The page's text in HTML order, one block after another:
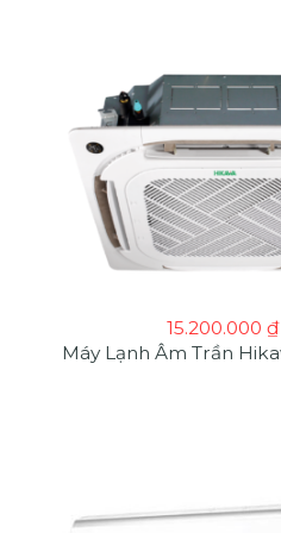
15.200.000₫